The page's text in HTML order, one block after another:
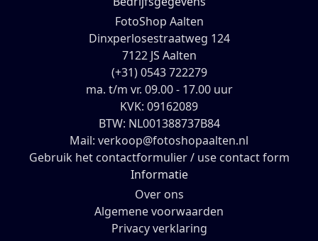
FotoShop Aalten
Dinxperlosestraatweg 124
7122 JS Aalten
(+31) 0543 722279
ma. t/m vr. 09.00 - 17.00 uur
KVK: 09162089
BTW: NL001388737B84
Mail: verkoop@fotoshopaalten.nl
Gebruik het contactformulier / use contact form
Informatie
Over ons
Algemene voorwaarden
Privacy verklaring